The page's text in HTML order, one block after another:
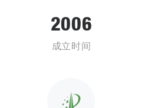
2006
成立时间